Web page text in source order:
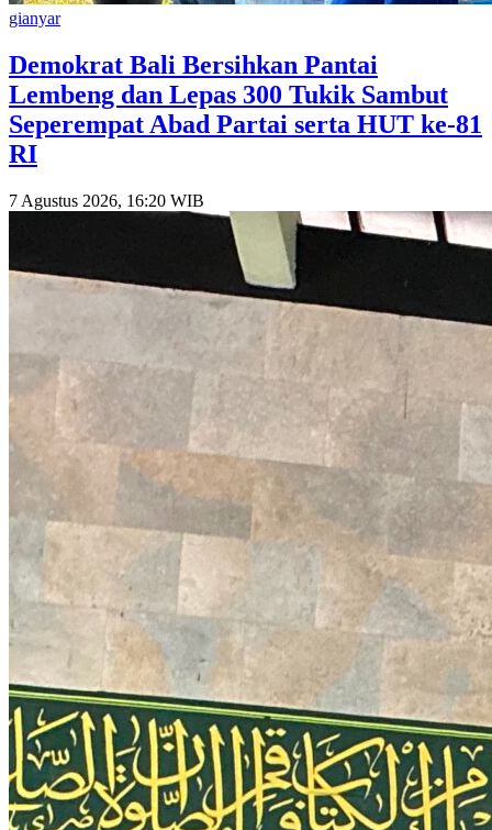
gianyar
Demokrat Bali Bersihkan Pantai
Lembeng dan Lepas 300 Tukik Sambut
Seperempat Abad Partai serta HUT ke-81
RI
7 Agustus 2026, 16:20 WIB